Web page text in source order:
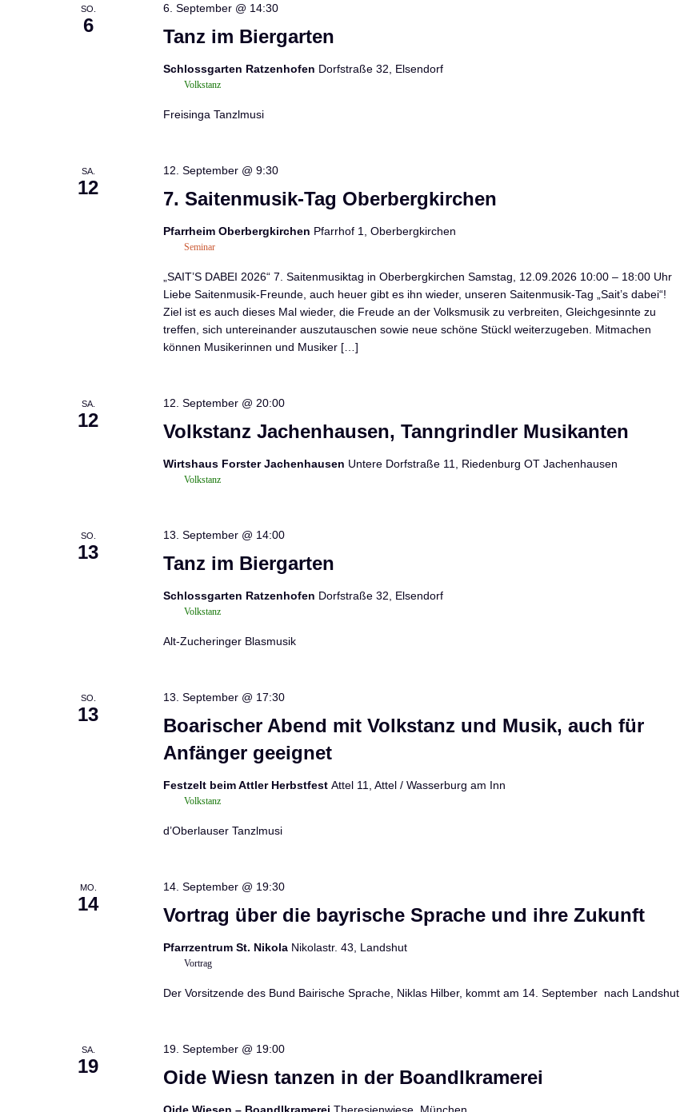
SO.
6
Tanz im Biergarten
6. September @ 14:30
Schlossgarten Ratzenhofen Dorfstraße 32, Elsendorf
Volkstanz
Freisinga Tanzlmusi
SA.
12
7. Saitenmusik-Tag Oberbergkirchen
12. September @ 9:30
Pfarrheim Oberbergkirchen Pfarrhof 1, Oberbergkirchen
Seminar
„SAIT’S DABEI 2026“ 7. Saitenmusiktag in Oberbergkirchen Samstag, 12.09.2026 10:00 – 18:00 Uhr
Liebe Saitenmusik-Freunde, auch heuer gibt es ihn wieder, unseren Saitenmusik-Tag „Sait’s dabei“!
Ziel ist es auch dieses Mal wieder, die Freude an der Volksmusik zu verbreiten, Gleichgesinnte zu
treffen, sich untereinander auszutauschen sowie neue schöne Stückl weiterzugeben. Mitmachen
können Musikerinnen und Musiker […]
SA.
12
Volkstanz Jachenhausen, Tanngrindler Musikanten
12. September @ 20:00
Wirtshaus Forster Jachenhausen Untere Dorfstraße 11, Riedenburg OT Jachenhausen
Volkstanz
SO.
13
Tanz im Biergarten
13. September @ 14:00
Schlossgarten Ratzenhofen Dorfstraße 32, Elsendorf
Volkstanz
Alt-Zucheringer Blasmusik
SO.
13
Boarischer Abend mit Volkstanz und Musik, auch für
Anfänger geeignet
13. September @ 17:30
Festzelt beim Attler HerbstfestAttel 11, Attel / Wasserburg am Inn
Volkstanz
d’Oberlauser Tanzlmusi
MO.
14
Vortrag über die bayrische Sprache und ihre Zukunft
14. September @ 19:30
Pfarrzentrum St. Nikola Nikolastr. 43, Landshut
Vortrag
Der Vorsitzende des Bund Bairische Sprache, Niklas Hilber, kommt am 14. September nach Landshut
SA.
19
Oide Wiesn tanzen in der Boandlkramerei
19. September @ 19:00
Oide Wiesen – BoandlkramereiTheresienwiese, München